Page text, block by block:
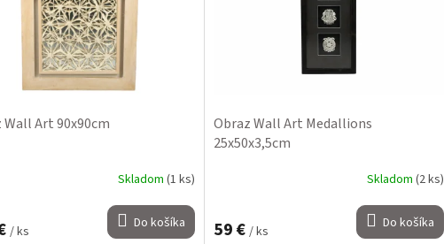
Wall Art 90x90cm
Skladom (1 ks)
/ ks Do košíka
Obraz Wall Art Medallions
25x50x3,5cm
Skladom (2 ks)
59 € / ks Do košíka